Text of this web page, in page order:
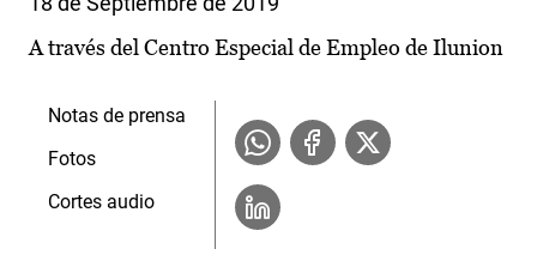
A través del Centro Especial de Empleo de Ilunion
Notas de prensa
Fotos
Cortes audio